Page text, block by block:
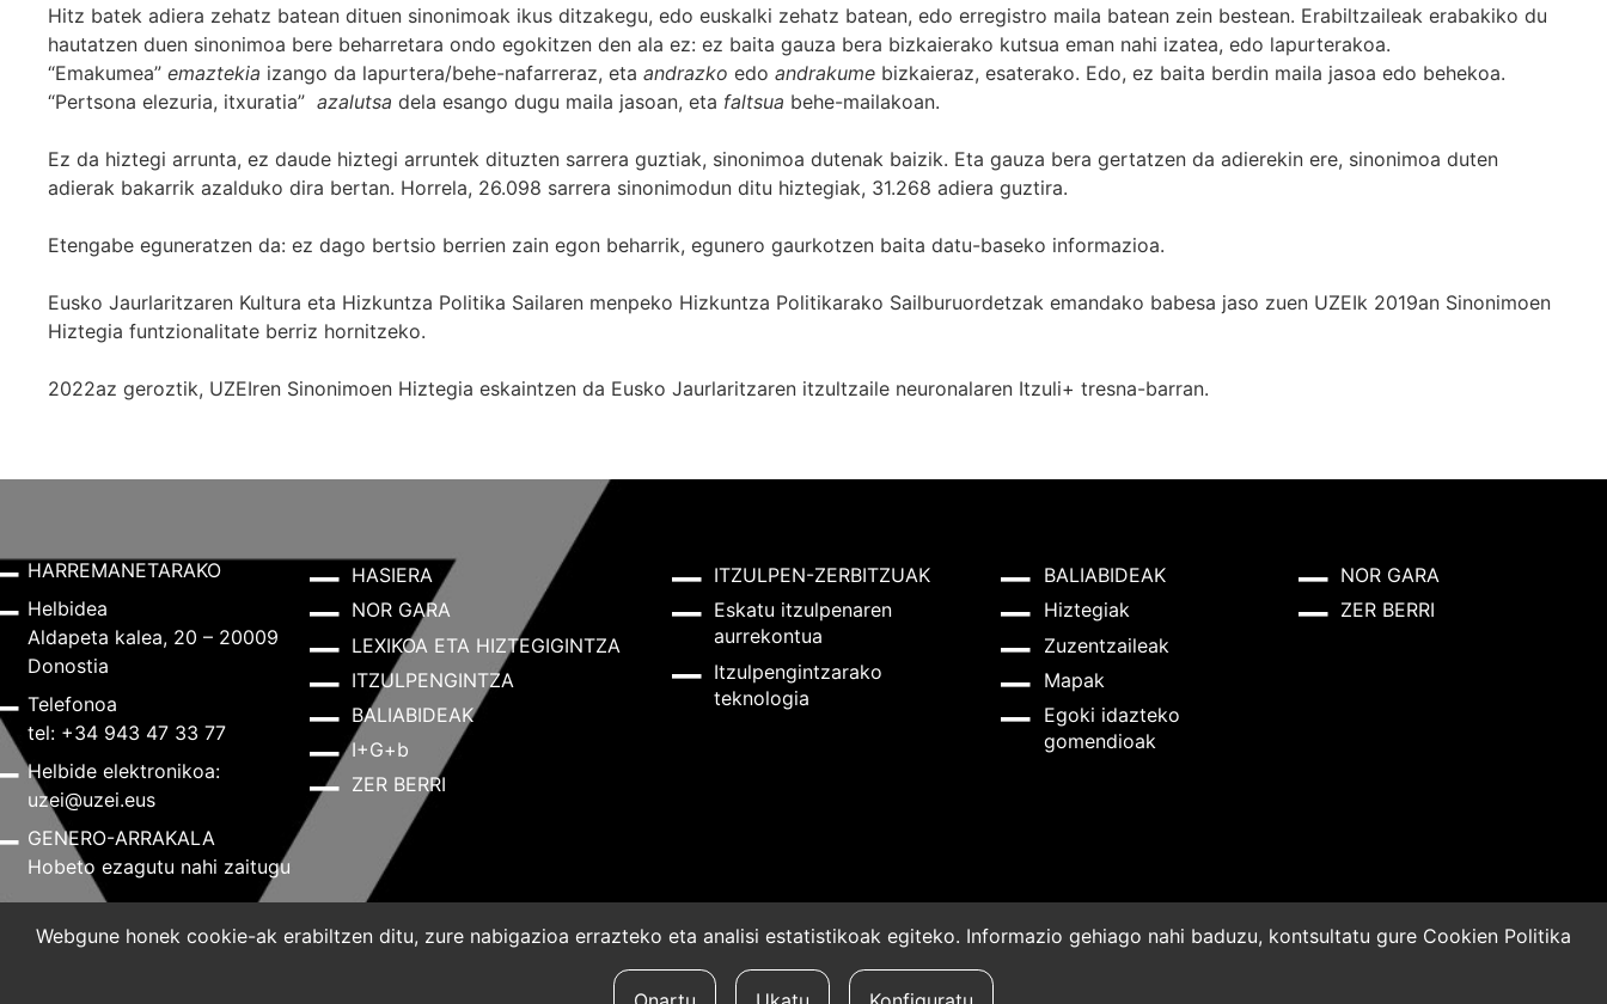
Hitz batek adiera zehatz batean dituen sinonimoak ikus ditzakegu, edo euskalki zehatz batean, edo erregistro maila batean zein bestean. Erabiltzaileak erabakiko du
hautatzen duen sinonimoa bere beharretara ondo egokitzen den ala ez: ez baita gauza bera bizkaierako kutsua eman nahi izatea, edo lapurterakoa.
“Emakumea” emaztekia izango da lapurtera/behe-nafarreraz, eta andrazko edo andrakume bizkaieraz, esaterako. Edo, ez baita berdin maila jasoa edo behekoa.
“Pertsona elezuria, itxuratia” azalutsa dela esango dugu maila jasoan, eta faltsua behe-mailakoan.
Ez da hiztegi arrunta, ez daude hiztegi arruntek dituzten sarrera guztiak, sinonimoa dutenak baizik. Eta gauza bera gertatzen da adierekin ere, sinonimoa duten
adierak bakarrik azalduko dira bertan. Horrela, 26.098 sarrera sinonimodun ditu hiztegiak, 31.268 adiera guztira.
Etengabe eguneratzen da: ez dago bertsio berrien zain egon beharrik, egunero gaurkotzen baita datu-baseko informazioa.
Eusko Jaurlaritzaren Kultura eta Hizkuntza Politika Sailaren menpeko Hizkuntza Politikarako Sailburuordetzak emandako babesa jaso zuen UZEIk 2019an Sinonimoen
Hiztegia funtzionalitate berriz hornitzeko.
2022az geroztik, UZEIren Sinonimoen Hiztegia eskaintzen da Eusko Jaurlaritzaren itzultzaile neuronalaren Itzuli+ tresna-barran.
HARREMANETARAKO
Helbidea
Aldapeta kalea, 20 – 20009
Donostia
Telefonoa
tel: +34 943 47 33 77
Helbide elektronikoa:
uzei@uzei.eus
GENERO-ARRAKALA
Hobeto ezagutu nahi zaitugu
HASIERA
NOR GARA
LEXIKOA ETA HIZTEGIGINTZA
ITZULPENGINTZA
BALIABIDEAK
I+G+b
ZER BERRI
ITZULPEN-ZERBITZUAK
Eskatu itzulpenaren
aurrekontua
Itzulpengintzarako
teknologia
BALIABIDEAK
Hiztegiak
Zuzentzaileak
Mapak
Egoki idazteko
gomendioak
NOR GARA
ZER BERRI
Lege-oharra Cookie-politika
Webgune honek cookie-ak erabiltzen ditu, zure nabigazioa errazteko eta analisi estatistikoak egiteko. Informazio gehiago nahi baduzu, kontsultatu gure Cookien Politika